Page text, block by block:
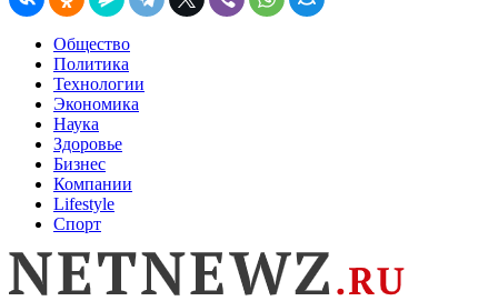
Общество
Политика
Технологии
Экономика
Наука
Здоровье
Бизнес
Компании
Lifestyle
Спорт